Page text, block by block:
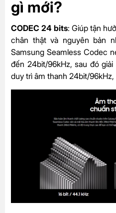
gì mới?
CODEC 24 bits: Giúp tận
chân thật và nguyên bản
Samsung Seamless Codec
đến 24bit/96kHz, sau đó
duy trì âm thanh 24bit/